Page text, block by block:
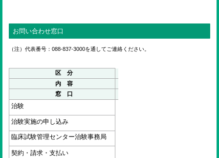
お問い合わせ窓口
（注）代表番号：088-837-3000を通してご連絡ください。
区 分
内 容
窓 口
治験
治験実施の申し込み
臨床試験管理センター治験事務局
契約・請求・支払い